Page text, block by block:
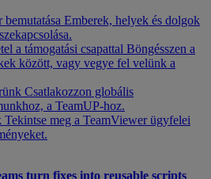
Emberek, helyek és dolgok
a támogatási csapattal Böngésszen a
között, vagy vegye fel velünk a
Csatlakozzon globális
a TeamUP-hoz.
Tekintse meg a TeamViewer ügyfelei
turn fixes into reusable scripts